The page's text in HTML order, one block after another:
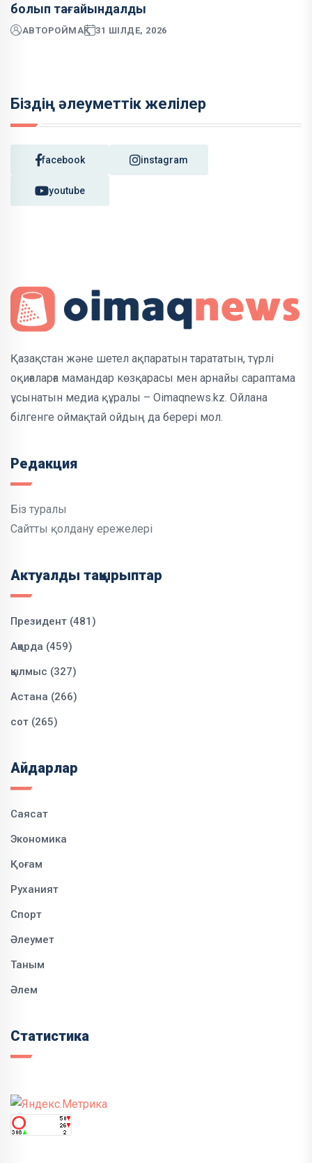
болып тағайындалды
АВТОРОЙМАҚ 31 ШІЛДЕ, 2026
Біздің әлеуметтік желілер
facebook instagram
youtube
Қазақстан және шетел ақпаратын тарататын, түрлі
оқиғаларға мамандар көзқарасы мен арнайы сараптама
ұсынатын медиа құралы – Oimaqnews.kz. Ойлана
білгенге оймақтай ойдың да берері мол.
Редакция
Біз туралы
Сайтты қолдану ережелері
Актуалды тақырыптар
Президент (481)
Ақорда (459)
қылмыс (327)
Астана (266)
сот (265)
Айдарлар
Саясат
Экономика
Қоғам
Руханият
Спорт
Әлеумет
Таным
Әлем
Статистика